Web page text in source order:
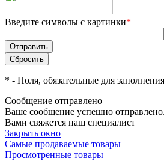
Введите символы с картинки*
* - Поля, обязательные для заполнения
Сообщение отправлено
Ваше сообщение успешно
Вами свяжется наш специалист
Закрыть окно
Самые продаваемые товары
Просмотренные товары